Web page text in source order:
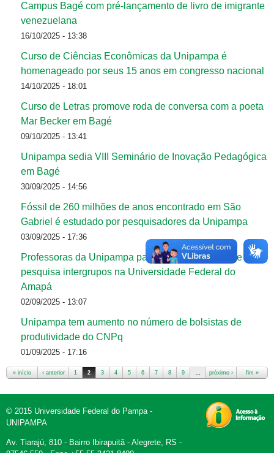
Campus Bagé com pré-lançamento de livro de imigrante
venezuelana
16/10/2025 - 13:38
Curso de Ciências Econômicas da Unipampa é
homenageado por seus 15 anos em congresso nacional
14/10/2025 - 18:01
Curso de Letras promove roda de conversa com a poeta
Mar Becker em Bagé
09/10/2025 - 13:41
Unipampa sedia VIII Seminário de Inovação Pedagógica
em Bagé
30/09/2025 - 14:56
Fóssil de 260 milhões de anos encontrado em São
Gabriel é estudado por pesquisadores da Unipampa
03/09/2025 - 17:36
Professoras da Unipampa participam de missão de
pesquisa intergrupos na Universidade Federal do
Amapá
02/09/2025 - 13:07
Unipampa tem aumento no número de bolsistas de
produtividade do CNPq
01/09/2025 - 17:16
« início ‹ anterior 1 2 3 4 5 6 7 8 9 … próximo › fim »
© 2015 Universidade Federal do Pampa -
UNIPAMPA
Av. Tiarajú, 810 - Bairro Ibirapuitã - Alegrete, RS -